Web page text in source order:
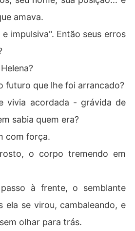
amava.
impulsiva". Então seus erros
futuro que lhe foi arrancado?
vivia acordada - grávida de
sabia quem era?
com força.
o corpo tremendo em
à frente, o semblante
ela se virou, cambaleando, e
olhar para trás.